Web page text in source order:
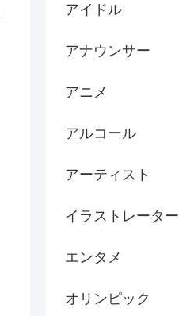
アイドル
アナウンサー
アニメ
アルコール
アーティスト
イラストレーター
エンタメ
オリンピック